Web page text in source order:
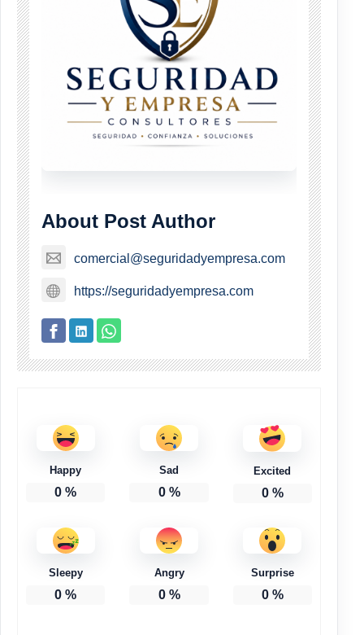
About Post Author
comercial@seguridadyempresa.com
https://seguridadyempresa.com
Happy
0 %
Sad
0%
Excited
0%
Sleepy
0 %
Angry
0%
Surprise
0%